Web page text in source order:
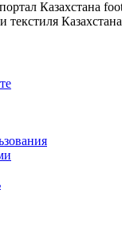
текстиля Казахстана